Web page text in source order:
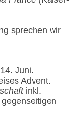
sprechen wir
Juni.
Advent.
inkl.